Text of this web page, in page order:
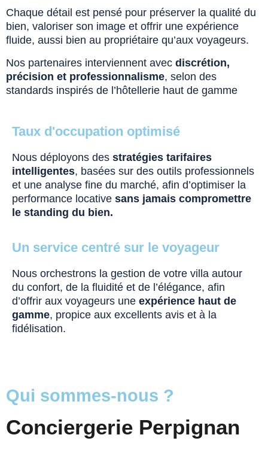
Chaque détail est pensé pour préserver la qualité du
bien, valoriser son image et offrir une expérience
fluide, aussi bien au propriétaire qu’aux voyageurs.
Nos partenaires interviennent avec discrétion,
précision et professionnalisme, selon des
standards inspirés de l’hôtellerie haut de gamme
Taux d'occupation optimisé
Nous déployons des stratégies tarifaires
intelligentes, basées sur des outils professionnels
et une analyse fine du marché, afin d’optimiser la
performance locative sans jamais compromettre
le standing du bien.
Un service centré sur le voyageur
Nous orchestrons la gestion de votre villa autour
du confort, de la fluidité et de l’élégance, afin
d’offrir aux voyageurs une expérience haut de
gamme, propice aux excellents avis et à la
fidélisation.
Qui sommes-nous ?
Conciergerie Perpignan